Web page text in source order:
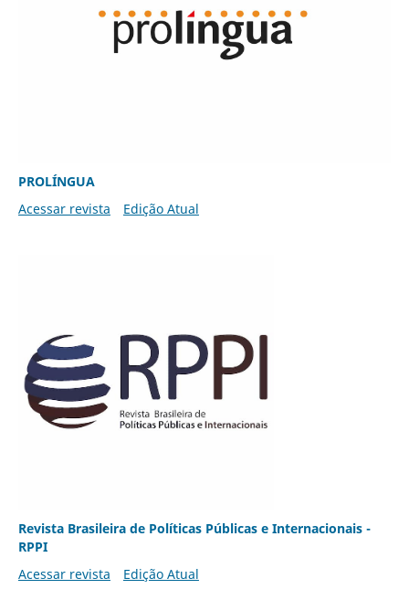
PROLÍNGUA
Acessar revista
Edição Atual
Revista Brasileira de Políticas Públicas e Internacionais -
RPPI
Acessar revista
Edição Atual